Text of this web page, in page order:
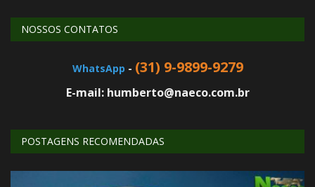
NOSSOS CONTATOS
WhatsApp - (31) 9-9899-9279
E-mail: humberto@naeco.com.br
POSTAGENS RECOMENDADAS